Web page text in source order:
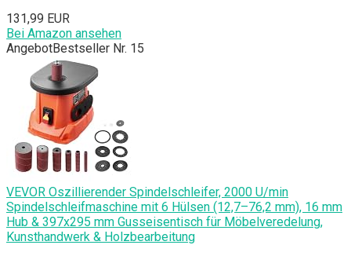
131,99 EUR
Bei Amazon ansehen
AngebotBestseller Nr. 15
VEVOR Oszillierender Spindelschleifer, 2000 U/min
Spindelschleifmaschine mit 6 Hülsen (12,7–76,2 mm), 16 mm
Hub & 397x295 mm Gusseisentisch für Möbelveredelung,
Kunsthandwerk & Holzbearbeitung